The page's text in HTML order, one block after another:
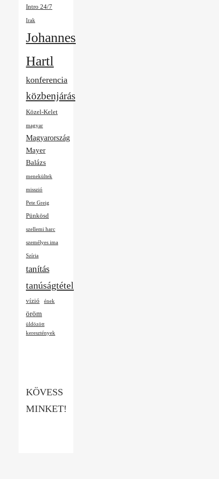
Intro 24/7
Irak
Johannes
Hartl
konferencia
közbenjárás
Közel-Kelet
magyar
Magyarország
Mayer
Balázs
menekültek
misszió
Pete Greig
Pünkösd
szellemi harc
személyes ima
Szíria
tanítás
tanúságtétel
vízió ének
öröm
üldözött
keresztények
KÖVESS
MINKET!